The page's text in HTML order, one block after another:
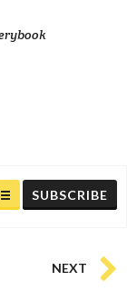
SUBSCRIBE
NEXT